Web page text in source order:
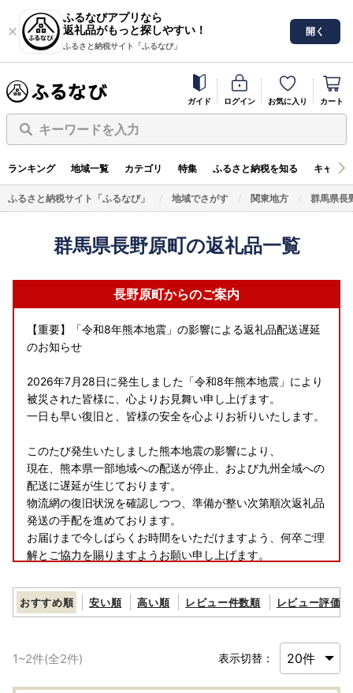
ふるなびアプリなら
返礼品がもっと探しやすい！
ふるさと納税サイト「ふるなび」
開く
ガイド ログイン お気に入り カート
キーワードを入力
ランキング 地域一覧 カテゴリ 特集 ふるさと納税を知る キャン
ふるさと納税サイト「ふるなび」 地域でさがす 関東地方 群馬県長
群馬県長野原町の返礼品一覧
長野原町からのご案内
【重要】「令和8年熊本地震」の影響による返礼品配送遅延
のお知らせ
2026年7月28日に発生しました「令和8年熊本地震」により
被災された皆様に、心よりお見舞い申し上げます。
一日も早い復旧と、皆様の安全を心よりお祈りいたします。
このたび発生いたしました熊本地震の影響により、
現在、熊本県一部地域への配送が停止、および九州全域への
配送に遅延が生じております。
物流網の復旧状況を確認しつつ、準備が整い次第順次返礼品
発送の手配を進めております。
お届けまで今しばらくお時間をいただけますよう、何卒ご理
解とご協力を賜りますようお願い申し上げます。
おすすめ順 安い順 高い順 レビュー件数順 レビュー評価順
1~2件(全2件) 表示切替：